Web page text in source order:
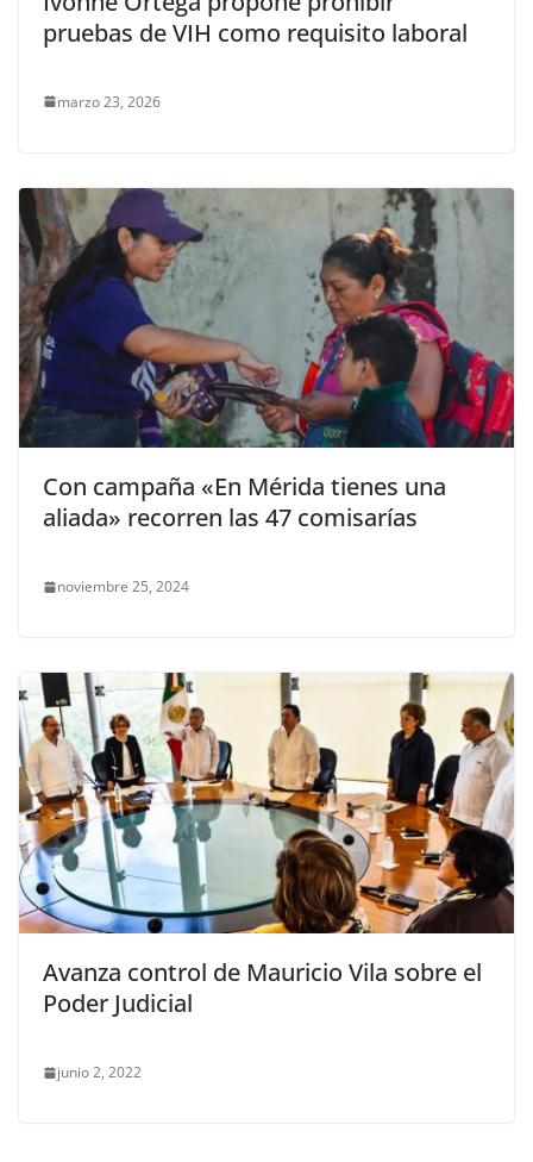
pruebas de VIH como requisito laboral
marzo 23, 2026
Con campaña «En Mérida tienes una
aliada» recorren las 47 comisarías
noviembre 25, 2024
Avanza control de Mauricio Vila sobre el
Poder Judicial
junio 2, 2022